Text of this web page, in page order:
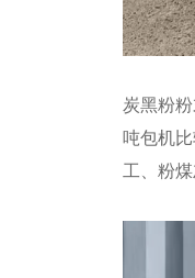
炭黑粉
吨包机
工、粉